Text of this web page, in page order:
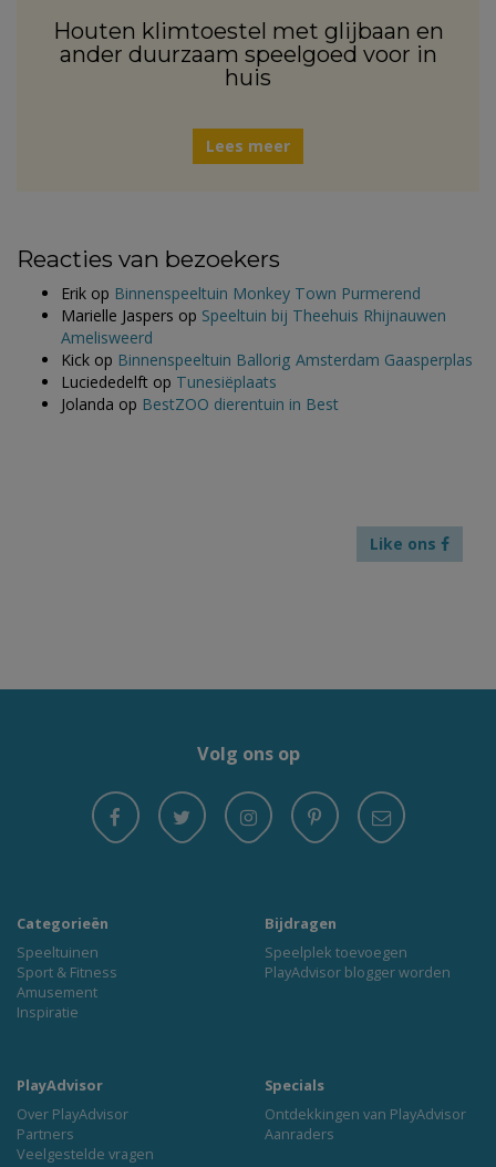
Houten klimtoestel met glijbaan en
ander duurzaam speelgoed voor in
huis
Lees meer
Reacties van bezoekers
Erik op Binnenspeeltuin Monkey Town Purmerend
Marielle Jaspers op Speeltuin bij Theehuis Rhijnauwen
Amelisweerd
Kick op Binnenspeeltuin Ballorig Amsterdam Gaasperplas
Luciededelft op Tunesiëplaats
Jolanda op BestZOO dierentuin in Best
Like ons
Volg ons op
Categorieën
Speeltuinen
Sport & Fitness
Amusement
Inspiratie
Bijdragen
Speelplek toevoegen
PlayAdvisor blogger worden
PlayAdvisor
Over PlayAdvisor
Partners
Veelgestelde vragen
Specials
Ontdekkingen van PlayAdvisor
Aanraders